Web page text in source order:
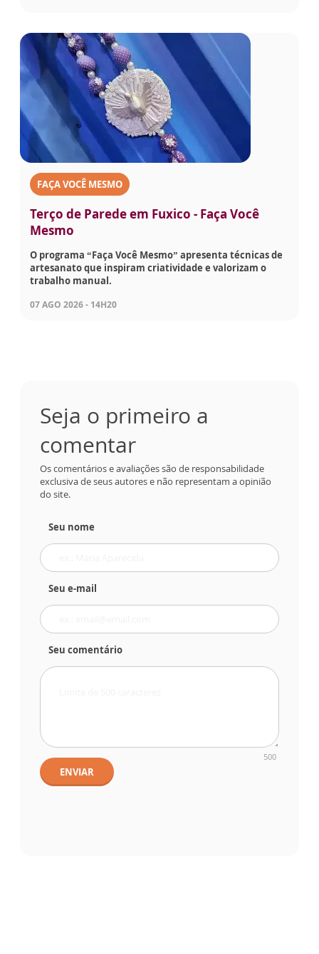
FAÇA VOCÊ MESMO
Terço de Parede em Fuxico - Faça Você
Mesmo
O programa “Faça Você Mesmo” apresenta técnicas de
artesanato que inspiram criatividade e valorizam o
trabalho manual.
07 AGO 2026 - 14H20
Seja o primeiro a
comentar
Os comentários e avaliações são de responsabilidade
exclusiva de seus autores e não representam a opinião
do site.
Seu nome
Seu e-mail
Seu comentário
500
ENVIAR